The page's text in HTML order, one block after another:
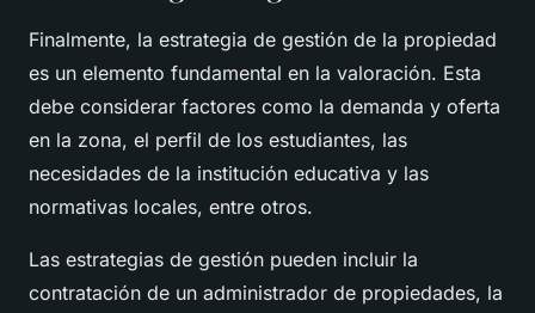
Finalmente, la estrategia de gestión de la propiedad
es un elemento fundamental en la valoración. Esta
debe considerar factores como la demanda y oferta
en la zona, el perfil de los estudiantes, las
necesidades de la institución educativa y las
normativas locales, entre otros.
Las estrategias de gestión pueden incluir la
contratación de un administrador de propiedades, la